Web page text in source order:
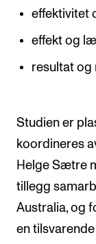
effektivitet
effekt og
resultat og
Studien er
koordineres
Helge Sætre
tillegg
Australia, og
en